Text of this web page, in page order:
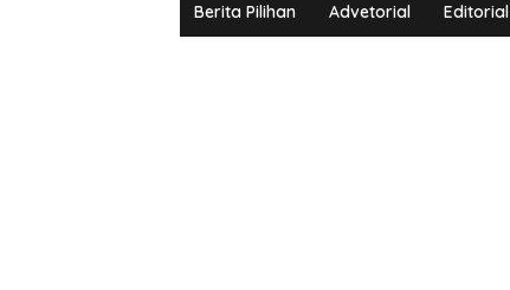
Berita Pilihan Advetorial Editorial